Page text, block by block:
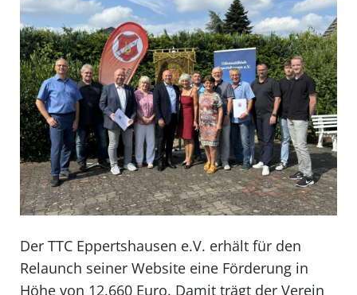
Der TTC Eppertshausen e.V. erhält für den
Relaunch seiner Website eine Förderung in
Höhe von 12.660 Euro. Damit trägt der Verein